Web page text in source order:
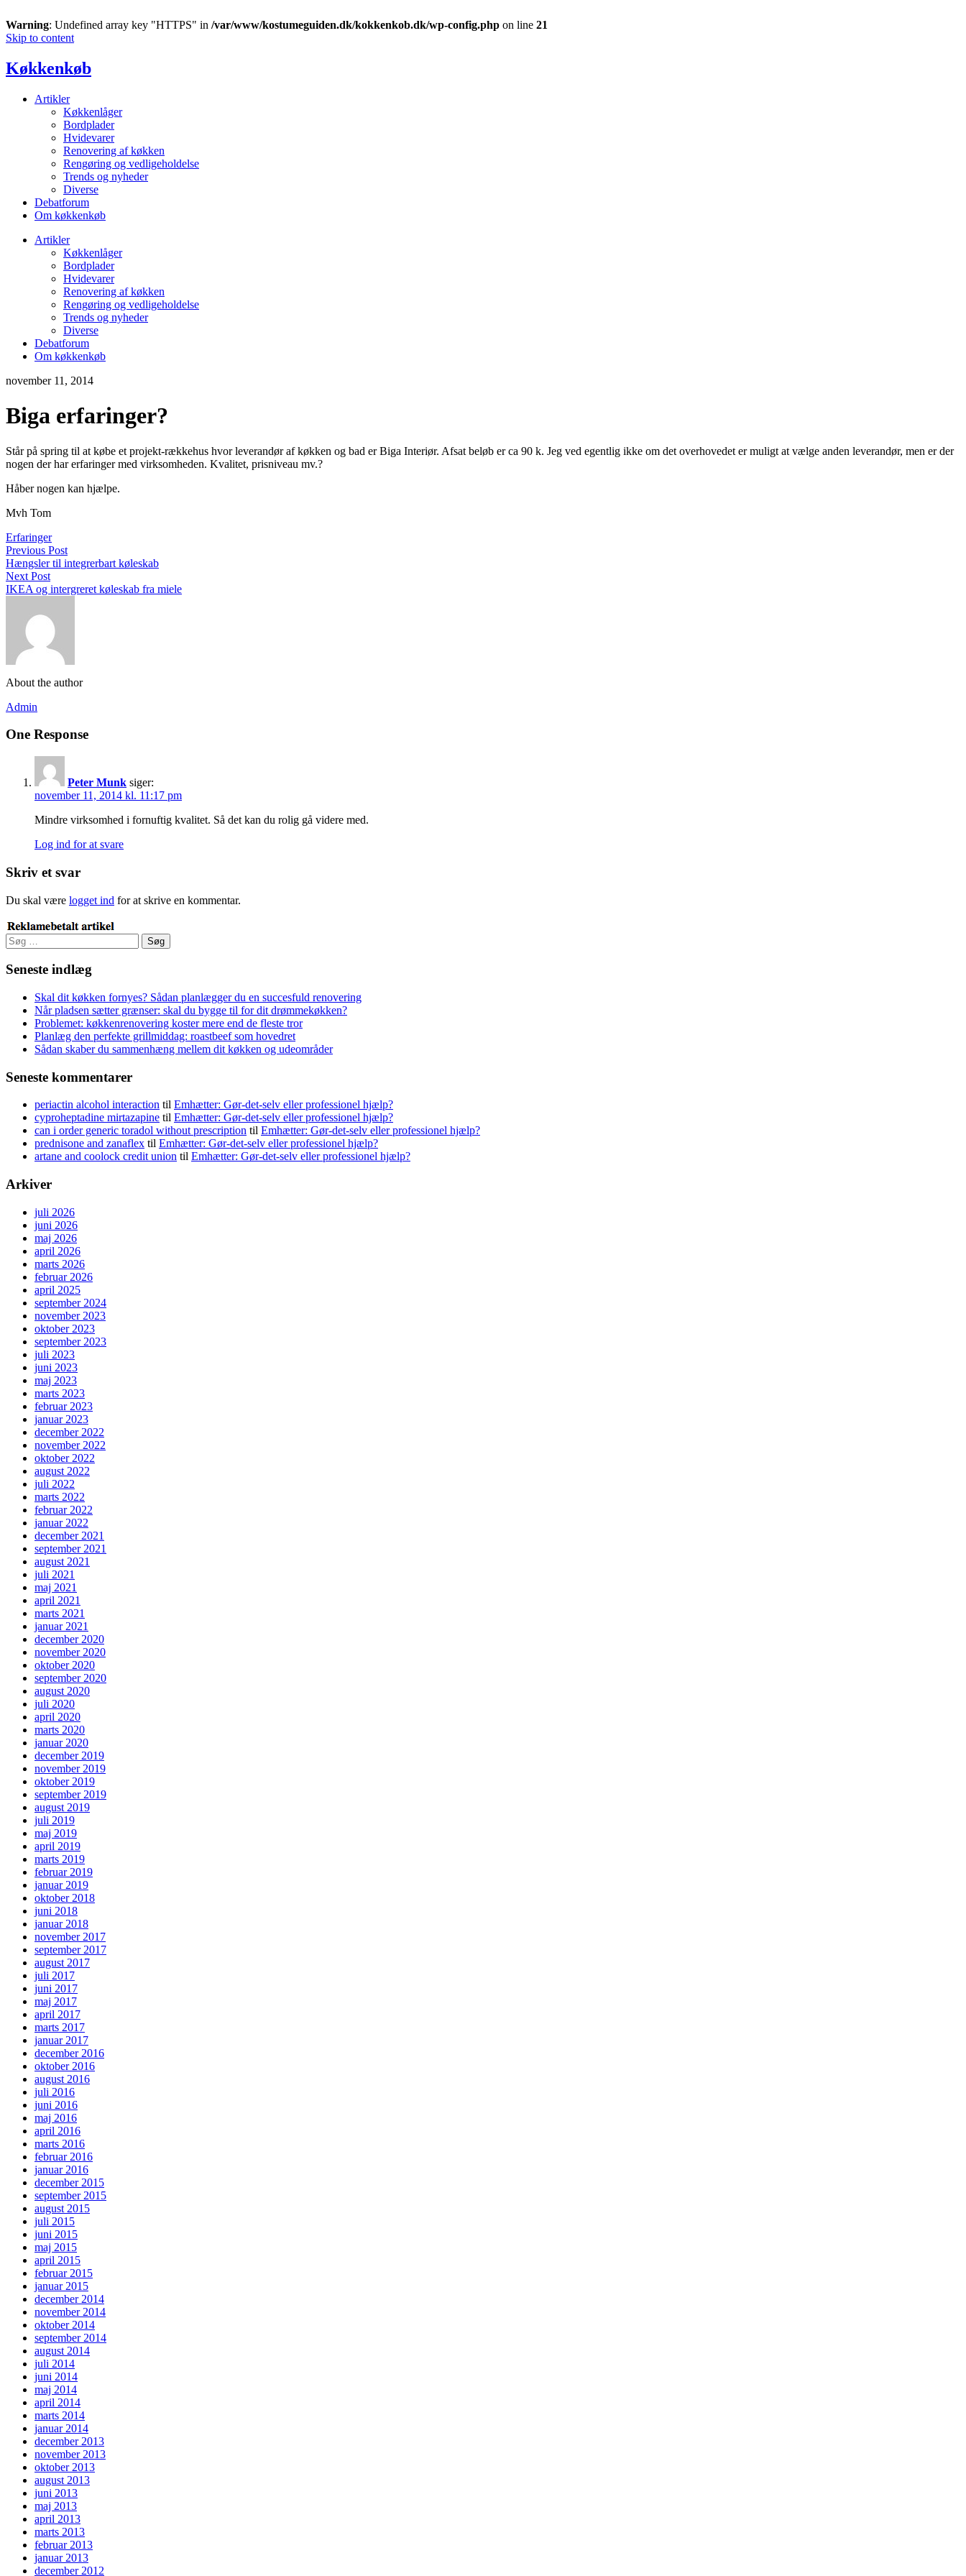
Warning: Undefined array key "HTTPS" in /var/www/kostumeguiden.dk/kokkenkob.dk/wp-config.php on line 21
Skip to content
Køkkenkøb
Artikler
Køkkenlåger
Bordplader
Hvidevarer
Renovering af køkken
Rengøring og vedligeholdelse
Trends og nyheder
Diverse
Debatforum
Om køkkenkøb
Artikler
Køkkenlåger
Bordplader
Hvidevarer
Renovering af køkken
Rengøring og vedligeholdelse
Trends og nyheder
Diverse
Debatforum
Om køkkenkøb
november 11, 2014
Biga erfaringer?
Står på spring til at købe et projekt-rækkehus hvor leverandør af køkken og bad er Biga Interiør. Afsat beløb er ca 90 k. Jeg ved egentlig ikke om det overhovedet er muligt at vælge anden leverandør, men er der
nogen der har erfaringer med virksomheden. Kvalitet, prisniveau mv.?
Håber nogen kan hjælpe.
Mvh Tom
Erfaringer
Previous Post
Hængsler til integrerbart køleskab
Next Post
IKEA og intergreret køleskab fra miele
About the author
Admin
One Response
Peter Munk siger:
november 11, 2014 kl. 11:17 pm
Mindre virksomhed i fornuftig kvalitet. Så det kan du rolig gå videre med.
Log ind for at svare
Skriv et svar
Du skal være logget ind for at skrive en kommentar.
Søg
efter:
Seneste indlæg
Skal dit køkken fornyes? Sådan planlægger du en succesfuld renovering
Når pladsen sætter grænser: skal du bygge til for dit drømmekøkken?
Problemet: køkkenrenovering koster mere end de fleste tror
Planlæg den perfekte grillmiddag: roastbeef som hovedret
Sådan skaber du sammenhæng mellem dit køkken og udeområder
Seneste kommentarer
periactin alcohol interaction til Emhætter: Gør-det-selv eller professionel hjælp?
cyproheptadine mirtazapine til Emhætter: Gør-det-selv eller professionel hjælp?
can i order generic toradol without prescription til Emhætter: Gør-det-selv eller professionel hjælp?
prednisone and zanaflex til Emhætter: Gør-det-selv eller professionel hjælp?
artane and coolock credit union til Emhætter: Gør-det-selv eller professionel hjælp?
Arkiver
juli 2026
juni 2026
maj 2026
april 2026
marts 2026
februar 2026
april 2025
september 2024
november 2023
oktober 2023
september 2023
juli 2023
juni 2023
maj 2023
marts 2023
februar 2023
januar 2023
december 2022
november 2022
oktober 2022
august 2022
juli 2022
marts 2022
februar 2022
januar 2022
december 2021
september 2021
august 2021
juli 2021
maj 2021
april 2021
marts 2021
januar 2021
december 2020
november 2020
oktober 2020
september 2020
august 2020
juli 2020
april 2020
marts 2020
januar 2020
december 2019
november 2019
oktober 2019
september 2019
august 2019
juli 2019
maj 2019
april 2019
marts 2019
februar 2019
januar 2019
oktober 2018
juni 2018
januar 2018
november 2017
september 2017
august 2017
juli 2017
juni 2017
maj 2017
april 2017
marts 2017
januar 2017
december 2016
oktober 2016
august 2016
juli 2016
juni 2016
maj 2016
april 2016
marts 2016
februar 2016
januar 2016
december 2015
september 2015
august 2015
juli 2015
juni 2015
maj 2015
april 2015
februar 2015
januar 2015
december 2014
november 2014
oktober 2014
september 2014
august 2014
juli 2014
juni 2014
maj 2014
april 2014
marts 2014
januar 2014
december 2013
november 2013
oktober 2013
august 2013
juni 2013
maj 2013
april 2013
marts 2013
februar 2013
januar 2013
december 2012